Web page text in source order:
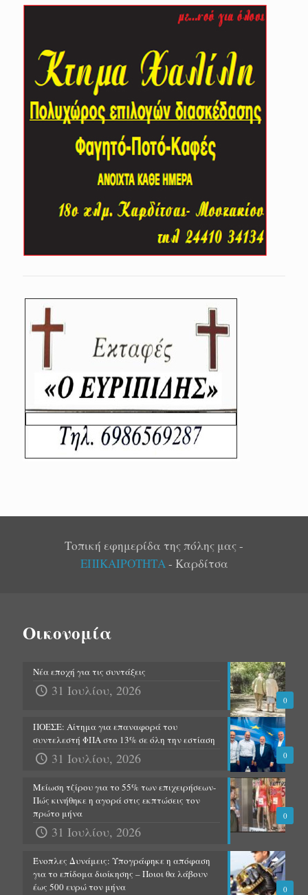
Τοπική εφημερίδα της πόλης μας -
ΕΠΙΚΑΙΡΟΤΗΤΑ- Καρδίτσα
Οικονομία
0
Νέα εποχή για τις συντάξεις
31 Ιουλίου, 2026
0
ΠΟΕΣΕ: Αίτημα για επαναφορά του
συντελεστή ΦΠΑ στο 13% σε όλη την εστίαση
31 Ιουλίου, 2026
0
Μείωση τζίρου για το 55% των επιχειρήσεων-
Πώς κινήθηκε η αγορά στις εκπτώσεις τον
πρώτο μήνα
31 Ιουλίου, 2026
0
Ένοπλες Δυνάμεις: Υπογράφηκε η απόφαση
για το επίδομα διοίκησης – Ποιοι θα λάβουν
έως 500 ευρώ τον μήνα